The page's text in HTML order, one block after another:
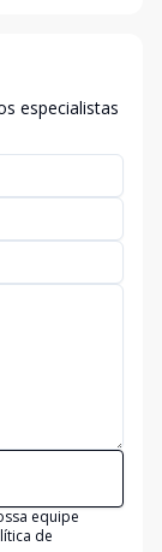
especialistas
equipe
de